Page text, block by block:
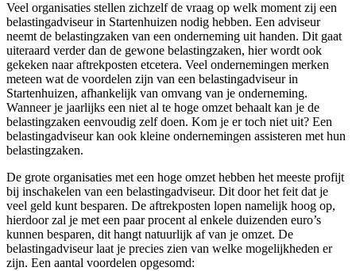
Veel organisaties stellen zichzelf de vraag op welk moment zij een
belastingadviseur in Startenhuizen nodig hebben. Een adviseur
neemt de belastingzaken van een onderneming uit handen. Dit gaat
uiteraard verder dan de gewone belastingzaken, hier wordt ook
gekeken naar aftrekposten etcetera. Veel ondernemingen merken
meteen wat de voordelen zijn van een belastingadviseur in
Startenhuizen, afhankelijk van omvang van je onderneming.
Wanneer je jaarlijks een niet al te hoge omzet behaalt kan je de
belastingzaken eenvoudig zelf doen. Kom je er toch niet uit? Een
belastingadviseur kan ook kleine ondernemingen assisteren met hun
belastingzaken.
De grote organisaties met een hoge omzet hebben het meeste profijt
bij inschakelen van een belastingadviseur. Dit door het feit dat je
veel geld kunt besparen. De aftrekposten lopen namelijk hoog op,
hierdoor zal je met een paar procent al enkele duizenden euro’s
kunnen besparen, dit hangt natuurlijk af van je omzet. De
belastingadviseur laat je precies zien van welke mogelijkheden er
zijn. Een aantal voordelen opgesomd: